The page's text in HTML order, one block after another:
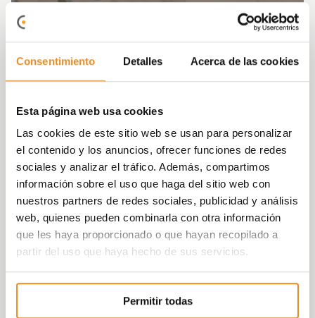
Consentimiento Detalles Acerca de las cookies
Esta página web usa cookies
Las cookies de este sitio web se usan para personalizar
el contenido y los anuncios, ofrecer funciones de redes
sociales y analizar el tráfico. Además, compartimos
información sobre el uso que haga del sitio web con
nuestros partners de redes sociales, publicidad y análisis
web, quienes pueden combinarla con otra información
que les haya proporcionado o que hayan recopilado a
partir del uso que haya hecho de sus servicios.
Permitir todas